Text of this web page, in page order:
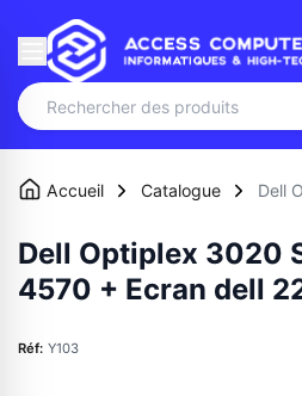
Accueil Catalogue Dell
Dell Optiplex 3020
4570 + Ecran dell
Réf: Y103